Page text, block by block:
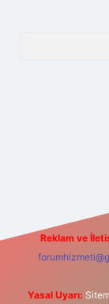
Reklam ve
Yasal Uyarı: